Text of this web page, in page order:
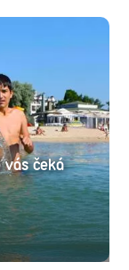
vás čeká